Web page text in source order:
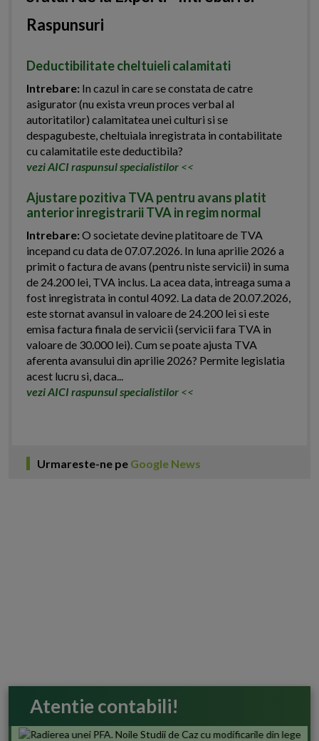
Raspunsuri
Deductibilitate cheltuieli calamitati
Intrebare: In cazul in care se constata de catre
asigurator (nu exista vreun proces verbal al
autoritatilor) calamitatea unei culturi si se
despagubeste, cheltuiala inregistrata in contabilitate
cu calamitatile este deductibila?
vezi AICI raspunsul specialistilor <<
Ajustare pozitiva TVA pentru avans platit
anterior inregistrarii TVA in regim normal
Intrebare:O societate devine platitoare de TVA
incepand cu data de 07.07.2026. In luna aprilie 2026 a
primit o factura de avans (pentru niste servicii) in suma
de 24.200 lei, TVA inclus. La acea data, intreaga suma a
fost inregistrata in contul 4092. La data de 20.07.2026,
este stornat avansul in valoare de 24.200 lei si este
emisa factura finala de servicii (servicii fara TVA in
valoare de 30.000 lei). Cum se poate ajusta TVA
aferenta avansului din aprilie 2026? Permite legislatia
acest lucru si, daca...
vezi AICI raspunsul specialistilor <<
Urmareste-ne pe Google News
Atentie contabili!